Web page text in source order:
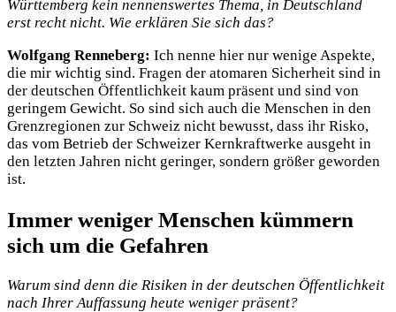
Württemberg kein nennenswertes Thema, in Deutschland
erst recht nicht. Wie erklären Sie sich das?
Wolfgang Renneberg: Ich nenne hier nur wenige Aspekte,
die mir wichtig sind. Fragen der atomaren Sicherheit sind in
der deutschen Öffentlichkeit kaum präsent und sind von
geringem Gewicht. So sind sich auch die Menschen in den
Grenzregionen zur Schweiz nicht bewusst, dass ihr Risko,
das vom Betrieb der Schweizer Kernkraftwerke ausgeht in
den letzten Jahren nicht geringer, sondern größer geworden
ist.
Immer weniger Menschen kümmern
sich um die Gefahren
Warum sind denn die Risiken in der deutschen Öffentlichkeit
nach Ihrer Auffassung heute weniger präsent?